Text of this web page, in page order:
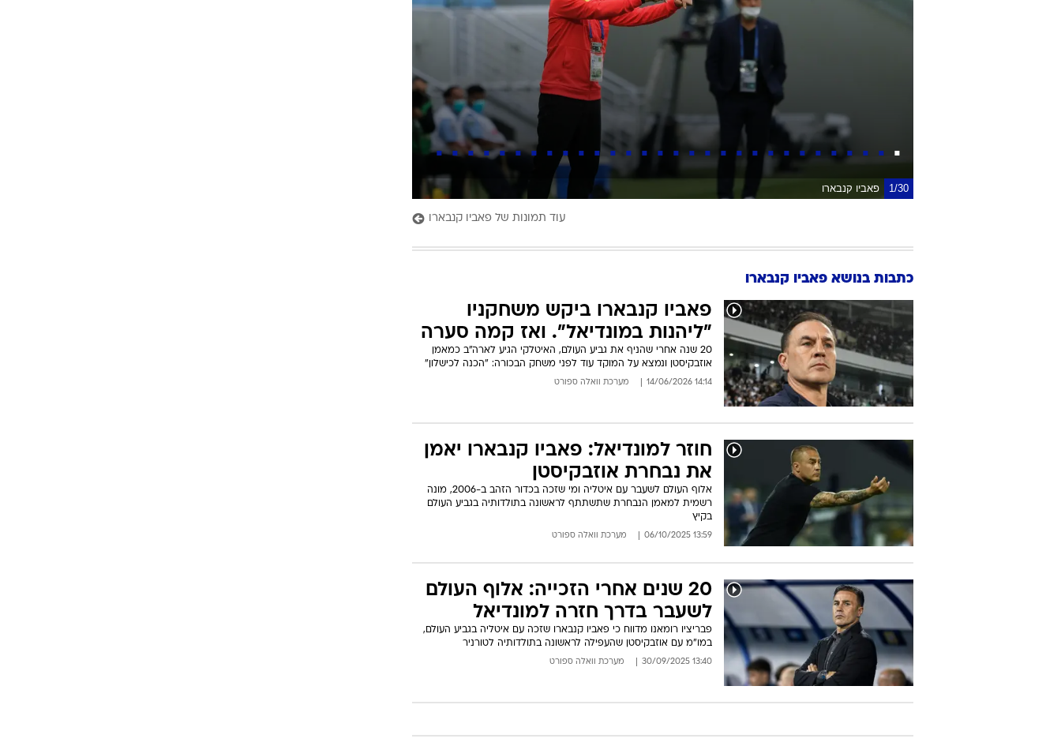
1/30 פאביו קנבארו
עוד תמונות של פאביו קנבארו
כתבות בנושא פאביו קנבארו
פאביו קנבארו ביקש משחקניו
"ליהנות במונדיאל". ואז קמה סערה
20 שנה אחרי שהניף את גביע העולם, האיטלקי הגיע לארה"ב כמאמן
אוזבקיסטן ונמצא על המוקד עוד לפני משחק הבכורה: "הכנה לכישלון"
14:14 14/06/2026 מערכת וואלה ספורט
חוזר למונדיאל: פאביו קנבארו יאמן
את נבחרת אוזבקיסטן
אלוף העולם לשעבר עם איטליה ומי שזכה בכדור הזהב ב-2006, מונה
רשמית למאמן הנבחרת שתשתתף לראשונה בתולדותיה בגביע העולם
בקיץ
13:59 06/10/2025 מערכת וואלה ספורט
20 שנים אחרי הזכייה: אלוף העולם
לשעבר בדרך חזרה למונדיאל
פבריציו רומאנו מדווח כי פאביו קנבארו שזכה עם איטליה בגביע העולם,
במו"מ עם אוזבקיסטן שהעפילה לראשונה בתולדותיה לטורניר
13:40 30/09/2025 מערכת וואלה ספורט